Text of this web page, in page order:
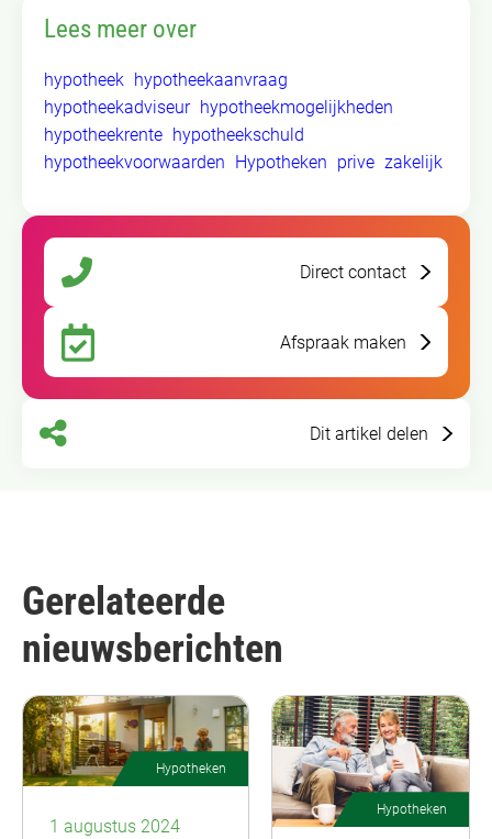
Lees meer over
hypotheek hypotheekaanvraag
hypotheekadviseur hypotheekmogelijkheden
hypotheekrente hypotheekschuld
hypotheekvoorwaarden Hypotheken prive zakelijk
Direct contact
Afspraak maken
Dit artikel delen
Gerelateerde
nieuwsberichten
Hypotheken
1 augustus 2024
Hypotheken